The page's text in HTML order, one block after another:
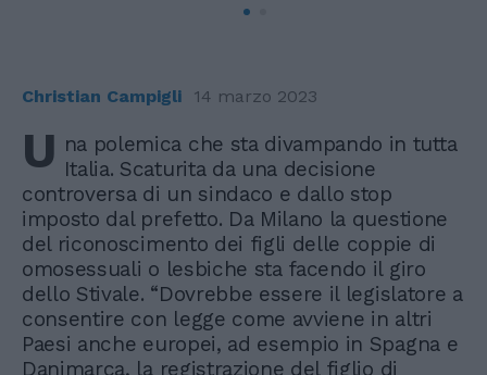
Christian Campigli 14 marzo 2023
U na polemica che sta divampando in tutta
Italia. Scaturita da una decisione
controversa di un sindaco e dallo stop
imposto dal prefetto. Da Milano la questione
del riconoscimento dei figli delle coppie di
omosessuali o lesbiche sta facendo il giro
dello Stivale. “Dovrebbe essere il legislatore a
consentire con legge come avviene in altri
Paesi anche europei, ad esempio in Spagna e
Danimarca, la registrazione del figlio di